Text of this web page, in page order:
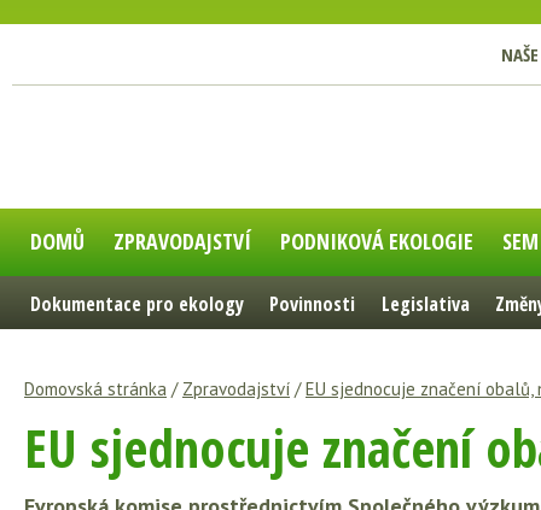
DOMŮ ZPRAVODAJSTVÍ PODNIKOVÁ EKOLOGIE
Dokumentace pro ekology Povinnosti Legislativa
Domovská stránka / Zpravodajství /EU sjednocuje značení
EU sjednocuje značení